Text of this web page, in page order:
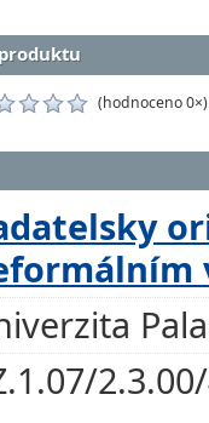
(hodnoceno 0×)